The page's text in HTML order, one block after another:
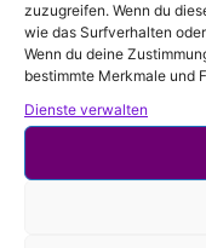
zuzugreifen. Wenn du
wie das Surfverhalten
Wenn du deine
bestimmte Merkmale und
Dienste verwalten
🗓Events finden
findest du immer
denNewsletter